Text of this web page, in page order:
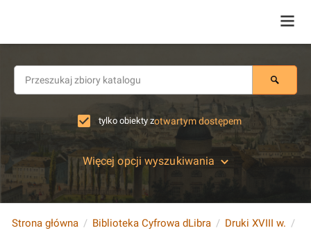
tylko obiekty zotwartym dostępem
Więcej opcji wyszukiwania
Strona główna Biblioteka Cyfrowa dLibra Druki XVIII w.